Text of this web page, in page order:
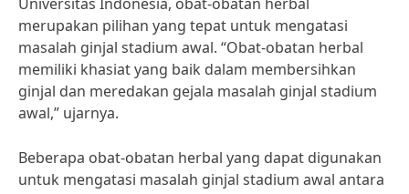
merupakan pilihan yang tepat untuk mengatasi
masalah ginjal stadium awal. “Obat-obatan herbal
memiliki khasiat yang baik dalam membersihkan
ginjal dan meredakan gejala masalah ginjal stadium
awal,” ujarnya.
Beberapa obat-obatan herbal yang dapat digunakan
untuk mengatasi masalah ginjal stadium awal antara